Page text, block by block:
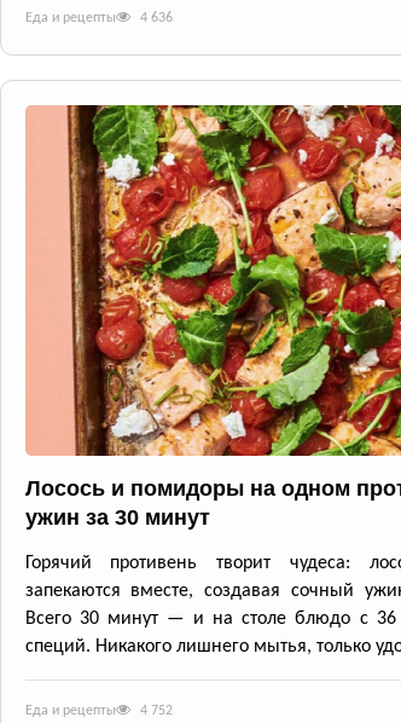
Еда и рецепты 4 636
Лосось и помидоры на одном
ужин за 30 минут
Горячий противень творит чудеса:
запекаются вместе, создавая сочный
Всего 30 минут — и на столе блюдо с 36
специй. Никакого лишнего мытья, только
Еда и рецепты 4 752